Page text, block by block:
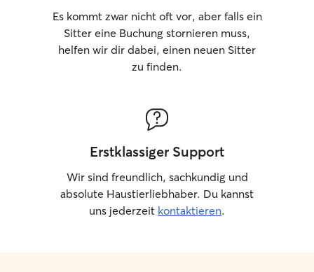
Es kommt zwar nicht oft vor, aber falls ein
Sitter eine Buchung stornieren muss,
helfen wir dir dabei, einen neuen Sitter
zu finden.
Erstklassiger Support
Wir sind freundlich, sachkundig und
absolute Haustierliebhaber. Du kannst
uns jederzeit kontaktieren.